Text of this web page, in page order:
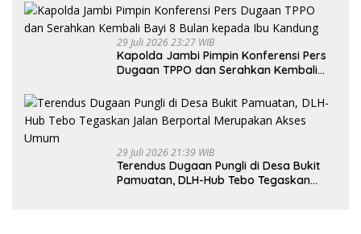
29 Juli 2026 23:27 WIB
Kapolda Jambi Pimpin Konferensi Pers
Dugaan TPPO dan Serahkan Kembali
29 Juli 2026 21:39 WIB
Terendus Dugaan Pungli di Desa Bukit
Pamuatan, DLH-Hub Tebo Tegaskan